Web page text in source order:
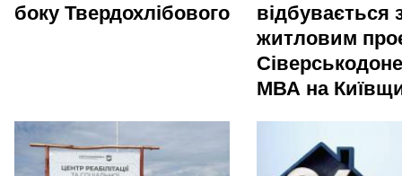
боку Твердохлібового
відбувається
житловим
МВА на